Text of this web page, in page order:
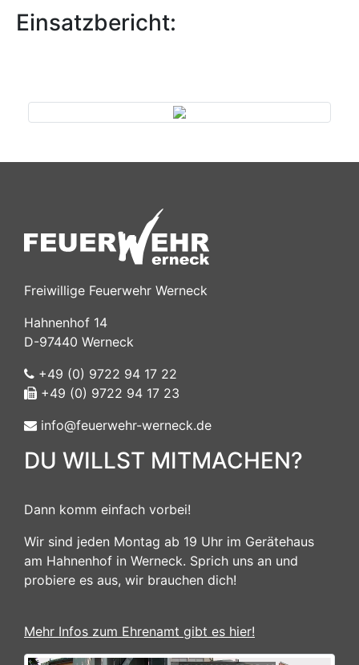
Einsatzbericht:
Previous Next
Freiwillige Feuerwehr Werneck
Hahnenhof 14
D-97440 Werneck
+49 (0) 9722 94 17 22
+49 (0) 9722 94 17 23
info@feuerwehr-werneck.de
DU WILLST MITMACHEN?
Dann komm einfach vorbei!
Wir sind jeden Montag ab 19 Uhr im Gerätehaus
am Hahnenhof in Werneck. Sprich uns an und
probiere es aus, wir brauchen dich!
Mehr Infos zum Ehrenamt gibt es hier!